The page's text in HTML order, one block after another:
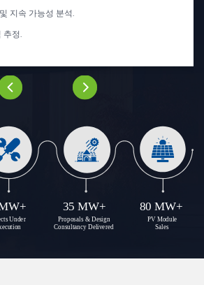
지속 가능성 분석.
정.